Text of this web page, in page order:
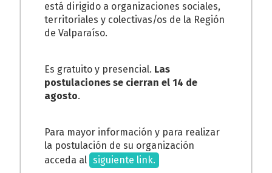
está dirigido a organizaciones sociales,
territoriales y colectivas/os de la Región
de Valparaíso.
Es gratuito y presencial. Las
postulaciones se cierran el 14 de
agosto.
Para mayor información y para realizar
la postulación de su organización
acceda al siguiente link.